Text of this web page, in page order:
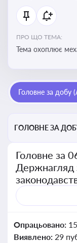
ПРО ЩО ТЕМА:
Тема охоплює
Головне за добу
ГОЛОВНЕ ЗА
Головне за
Держнагляд
Опрацьовано:
Виявлено: 29